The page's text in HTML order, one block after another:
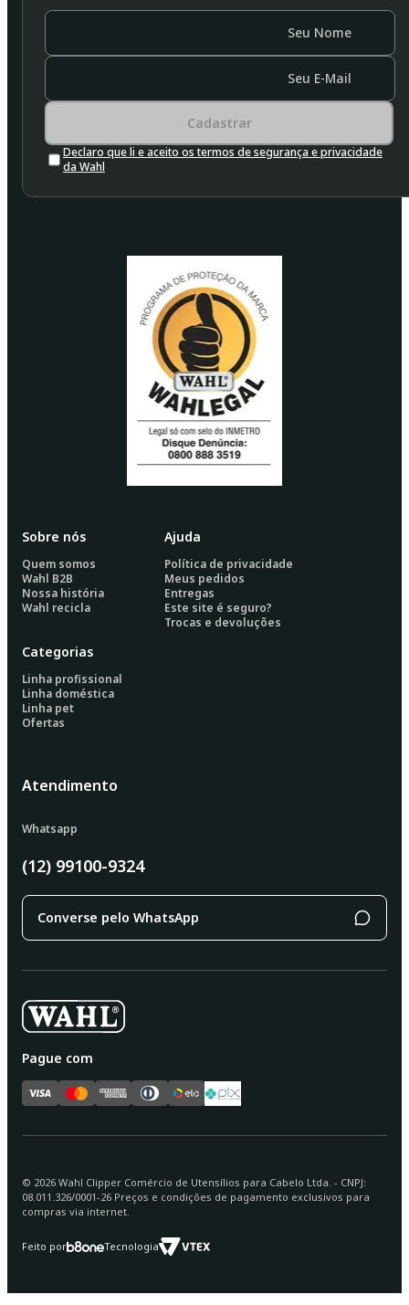
Seu Nome
Seu E-Mail
Cadastrar
Declaro que li e aceito os termos de segurança e privacidade
da Wahl
Sobre nós
Quem somos
Wahl B2B
Nossa história
Wahl recicla
Ajuda
Política de privacidade
Meus pedidos
Entregas
Este site é seguro?
Trocas e devoluções
Categorias
Linha profissional
Linha doméstica
Linha pet
Ofertas
Atendimento
Whatsapp
(12) 99100-9324
Converse pelo WhatsApp
Pague com
© 2026 Wahl Clipper Comércio de Utensílios para Cabelo Ltda. - CNPJ:
08.011.326/0001-26 Preços e condições de pagamento exclusivos para
compras via internet.
Feito por Tecnologia